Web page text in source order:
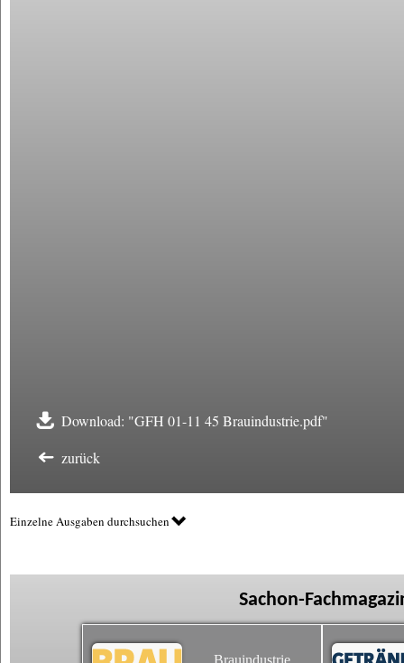
Download: "GFH 01-11 45 Brauindustrie.pdf"
zurück
Einzelne Ausgaben durchsuchen
Sachon-
Brauindustrie